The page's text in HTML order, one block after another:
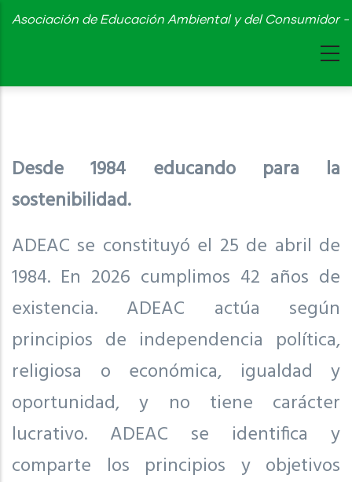
Skip
content
Asociación de Educación Ambiental y del Consumidor
Desde 1984 educando para la
sostenibilidad.
ADEAC se constituyó el 25 de abril de
1984. En 2026 cumplimos 42 años de
existencia. ADEAC actúa según
principios de independencia política,
religiosa o económica, igualdad y
oportunidad, y no tiene carácter
lucrativo. ADEAC se identifica y
comparte los principios y objetivos